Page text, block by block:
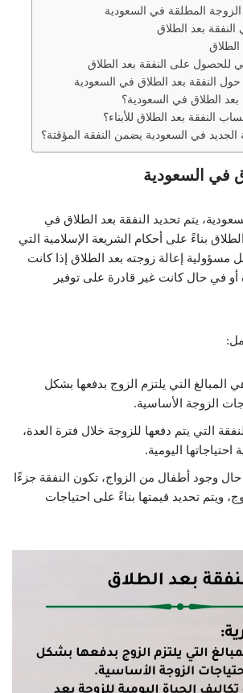
المطلقة في السعودية
بعد الطلاق
الطلاق
للحصول على النفقة بعد الطلاق
حول النفقة بعد الطلاق في السعودية
الطلاق في السعودية؟
النفقة بعد الطلاق للأبناء؟
الجديد في السعودية يضمن النفقة المؤقتة؟
في السعودية
يتم تحديد النفقة بعد الطلاق في
بناءً على أحكام الشريعة الإسلامية التي
مسؤولية إعالة زوجته بعد الطلاق إذا كانت
أو في حال كانت غير قادرة على توفير
المبالغ التي يلتزم الزوج بدفعها بشكل
الزوجة الأساسية.
التي يتم دفعها للزوجة خلال فترة العدة،
اليومية.
وجود أطفال من الزواج، تكون النفقة جزءًا
ويتم تحديد قيمتها بناءً على احتياجات